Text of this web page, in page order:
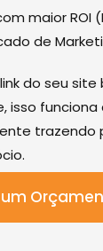
maior ROI
de
do seu site
isso funciona
trazendo